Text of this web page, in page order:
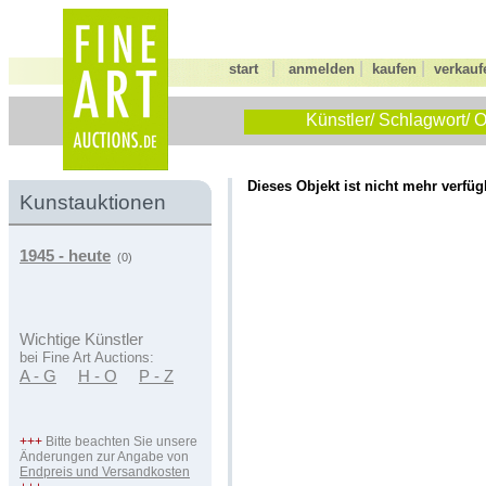
start anmelden kaufen
Künstler/ Schlagwort/
Kunstauktionen
1945 - heute (0)
Wichtige Künstler
bei Fine Art Auctions:
A - G H - O P - Z
+++ Bitte beachten Sie unsere
Änderungen zur Angabe von
Endpreis und Versandkosten
Dieses Objekt ist nicht mehr